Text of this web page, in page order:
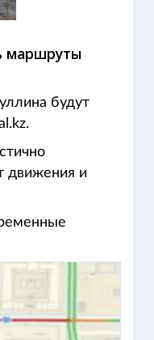
маршруты
будут
движения и